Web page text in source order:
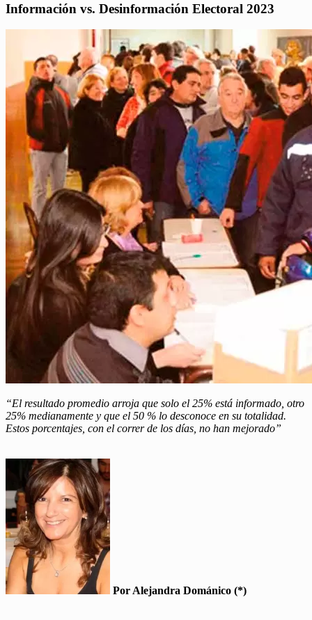
Información vs. Desinformación Electoral 2023
“El resultado promedio arroja que solo el 25% está informado, otro
25% medianamente y que el 50 % lo desconoce en su totalidad.
Estos porcentajes, con el correr de los días, no han mejorado”
Por Alejandra Dománico (*)